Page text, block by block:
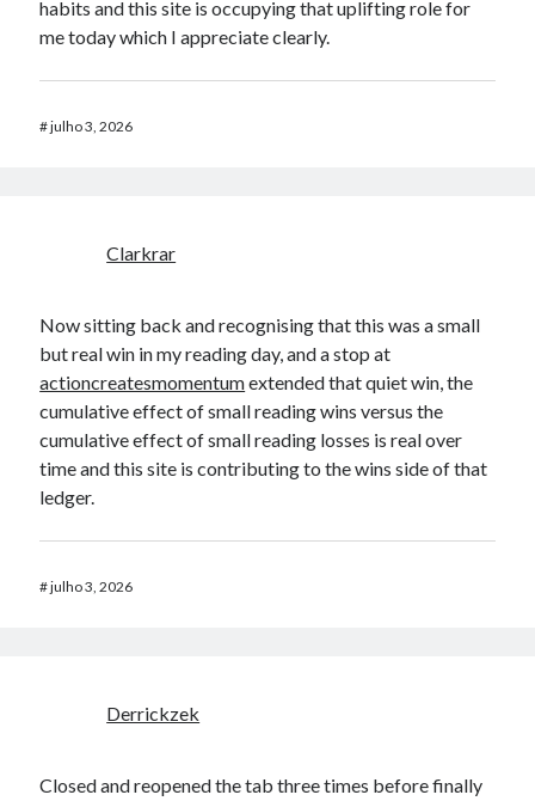
habits and this site is occupying that uplifting role for
me today which I appreciate clearly.
#julho 3, 2026
Clarkrar
Now sitting back and recognising that this was a small
but real win in my reading day, and a stop at
actioncreatesmomentumextended that quiet win, the
cumulative effect of small reading wins versus the
cumulative effect of small reading losses is real over
time and this site is contributing to the wins side of that
ledger.
#julho 3, 2026
Derrickzek
Closed and reopened the tab three times before finally